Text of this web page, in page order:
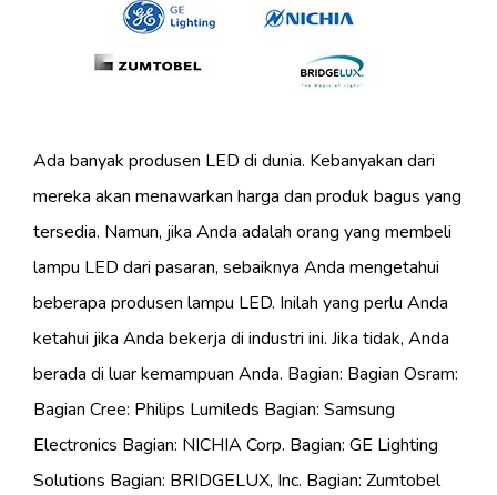
Ada banyak produsen LED di dunia. Kebanyakan dari
mereka akan menawarkan harga dan produk bagus yang
tersedia. Namun, jika Anda adalah orang yang membeli
lampu LED dari pasaran, sebaiknya Anda mengetahui
beberapa produsen lampu LED. Inilah yang perlu Anda
ketahui jika Anda bekerja di industri ini. Jika tidak, Anda
berada di luar kemampuan Anda. Bagian: Bagian Osram:
Bagian Cree: Philips Lumileds Bagian: Samsung
Electronics Bagian: NICHIA Corp. Bagian: GE Lighting
Solutions Bagian: BRIDGELUX, Inc. Bagian: Zumtobel